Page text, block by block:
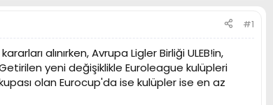
#1
alınırken, Avrupa Ligler Birliği ULEB!in,
yeni değişiklikle Euroleague kulüpleri
olan Eurocup'da ise kulüpler ise en az